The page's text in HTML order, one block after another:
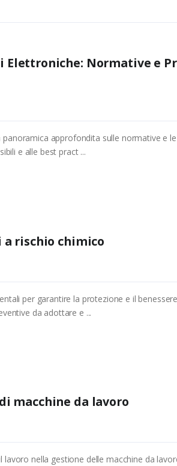
Elettroniche: Normative e
approfondita sulle normative e
e alle best pract ...
rischio chimico
per garantire la protezione e il
da adottare e ...
macchine da lavoro
nella gestione delle macchine da